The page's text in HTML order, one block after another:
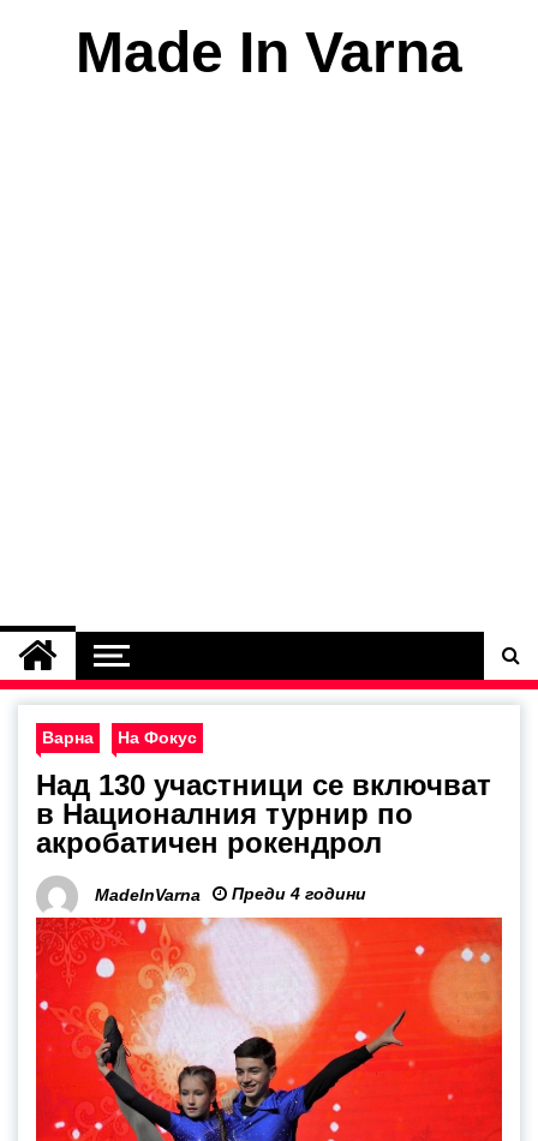
Made In Varna
Варна На Фокус
Над 130 участници се включват
в Националния турнир по
акробатичен рокендрол
MadeInVarna Преди 4 години